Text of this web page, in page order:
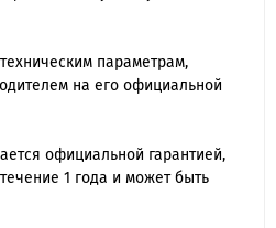
техническим параметрам,
на его официальной
официальной гарантией,
1 года и может быть